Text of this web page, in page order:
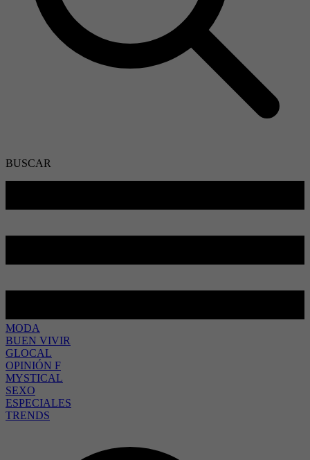
BUSCAR
MODA
BUEN VIVIR
GLOCAL
OPINIÓN F
MYSTICAL
SEXO
ESPECIALES
TRENDS